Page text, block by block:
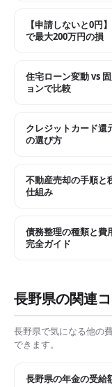
【申請しないと0円
で最大200万円の損
住宅ローン変動 vs
ョンで比較
クレジットカード還
の選び方
不動産売却の手順と
仕組み
債務整理の種類と費
完全ガイド
長野県の関連
長野県で気になる他の
できます。
長野県の年金の受給